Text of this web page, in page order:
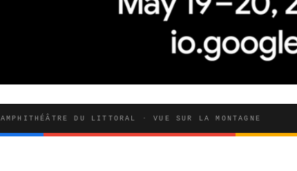
AMPHITHÉÂTRE DU LITTORAL · VUE SUR LA MONTAGNE